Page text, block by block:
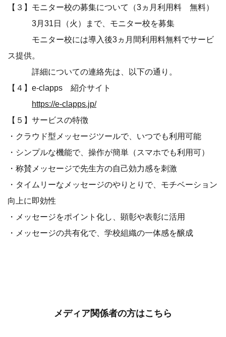
【３】モニター校の募集について（3ヵ月利用料 無料）
3月31日（火）まで、モニター校を募集
モニター校には導入後3ヵ月間利用料無料でサービ
ス提供。
詳細についての連絡先は、以下の通り。
【４】e-clapps 紹介サイト
https://e-clapps.jp/
【５】サービスの特徴
・クラウド型メッセージツールで、いつでも利用可能
・シンプルな機能で、操作が簡単（スマホでも利用可）
・称賛メッセージで先生方の自己効力感を刺激
・タイムリーなメッセージのやりとりで、モチベーション
向上に即効性
・メッセージをポイント化し、顕彰や表彰に活用
・メッセージの共有化で、学校組織の一体感を醸成
メディア関係者の方はこちら